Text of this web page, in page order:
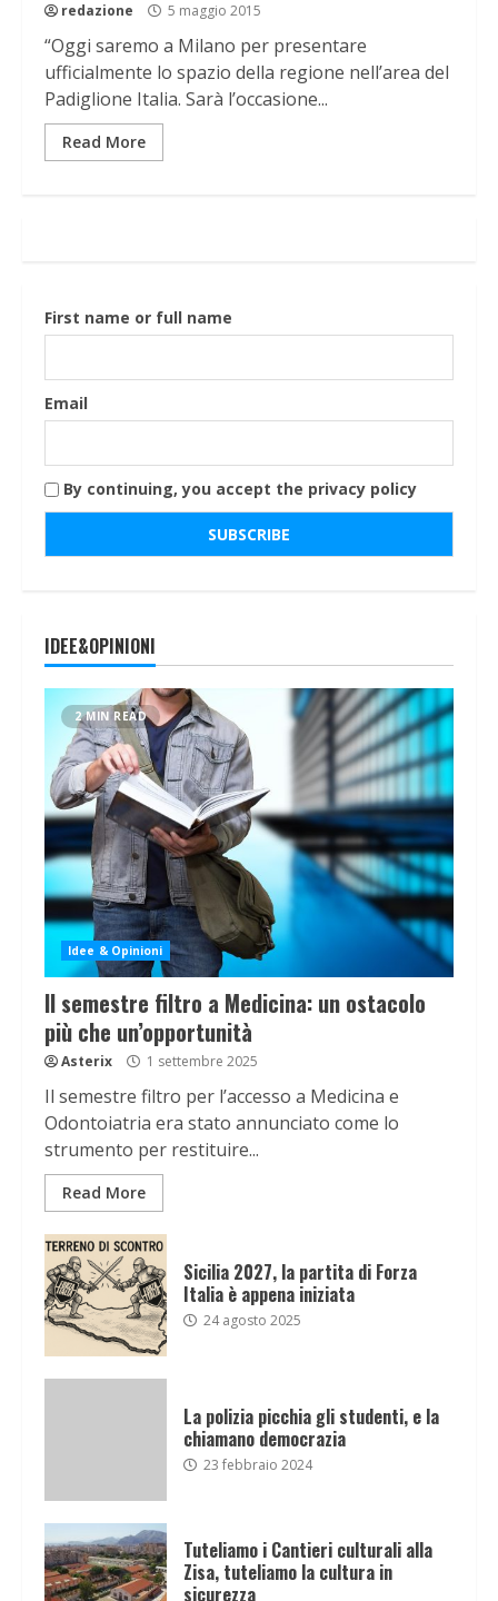
redazione 5 maggio 2015
“Oggi saremo a Milano per presentare
ufficialmente lo spazio della regione nell’area del
Padiglione Italia. Sarà l’occasione...
Read More
First name or full name
Email
By continuing, you accept the privacy policy
IDEE&OPINIONI
2 MIN READ
Idee & Opinioni
Il semestre filtro a Medicina: un ostacolo
più che un’opportunità
Asterix 1 settembre 2025
Il semestre filtro per l’accesso a Medicina e
Odontoiatria era stato annunciato come lo
strumento per restituire...
Read More
Sicilia 2027, la partita di Forza
Italia è appena iniziata
24 agosto 2025
La polizia picchia gli studenti, e la
chiamano democrazia
23 febbraio 2024
Tuteliamo i Cantieri culturali alla
Zisa, tuteliamo la cultura in
sicurezza